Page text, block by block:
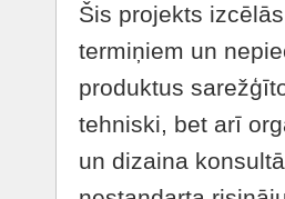
Šis projekts
termiņiem un
produktus
tehniski, bet arī
un dizaina